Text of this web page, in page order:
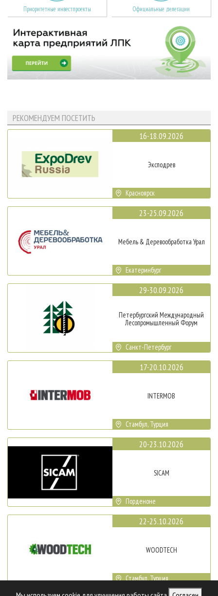
Приоритетные инвестпроекты Официальные делегации
РЕКОМЕНДУЕМ ПОСЕТИТЬ
16-18.09.2026
Эксподрев
Красноярск
23-25.09.2026
Мебель & Деревообработка Урал
Екатеринбург
29-30.09.2026
Петербургский Международный
Лесопромышленный Форум
Санкт-Петербург
17-20.10.2026
INTERMOB
Стамбул, Турция
20-23.10.2026
SICAM
Порденоне
22-25.10.2026
WOODTECH
Стамбул, Турция